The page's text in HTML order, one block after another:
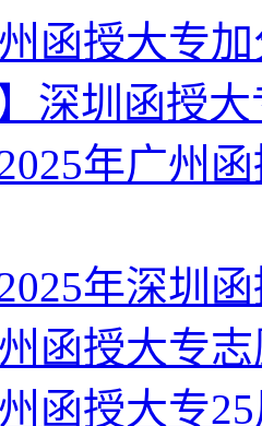
函授大专
深圳函授
2025年广州
2025年深圳
函授大专
函授大专